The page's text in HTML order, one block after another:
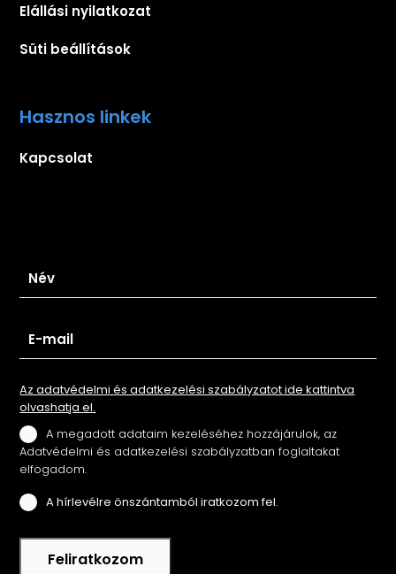
Elállási nyilatkozat
Süti beállítások
Hasznos linkek
Kapcsolat
Az adatvédelmi és adatkezelési szabályzatot ide kattintva
olvashatja el.
A megadott adataim kezeléséhez hozzájárulok, az
Adatvédelmi és adatkezelési szabályzatban foglaltakat
elfogadom.
A hírlevélre önszántamból iratkozom fel.
Feliratkozom